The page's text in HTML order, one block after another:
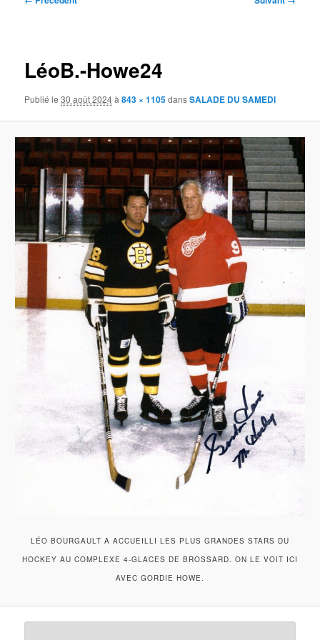
LéoB.-Howe24
Publié le30 août 2024à843 × 1105dansSALADE DU SAMEDI
LÉO BOURGAULT A ACCUEILLI LES PLUS GRANDES STARS DU
HOCKEY AU COMPLEXE 4-GLACES DE BROSSARD. ON LE VOIT ICI
AVEC GORDIE HOWE.